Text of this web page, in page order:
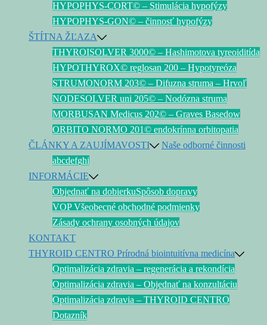
HYPOPHYS-CORT© – Stimulácia hypofýzy
HYPOPHYS-GON© – činnosť hypofýzy
ŠTÍTNA ŽĽAZA
THYROISOLVER 3000© – Hashimotova tyreoiditída
HYPOTHYROX© reglosan 200 – Hypotyreóza
STRUMONORM 203© – Difuzna struma – Hrvoľ
NODESOLVER uni 205© – Nodózna struma
MORBUSAN Medicus 202© – Graves Basedow
ORBITO NORMO 201© endokrínna orbitopatia
ČLÁNKY A ZAUJÍMAVOSTI
abcdefghi
Naše odborné činnosti
INFORMÁCIE
Objednať na dobierkuSpôsob dopravy
VOP Všeobecné obchodné podmienky
Zásady ochrany osobných údajov
KONTAKT
THYROID CENTRO Prírodná biointuitívna medicína
Optimalizácia zdravia – regenerácia a rekondícia
Optimalizácia zdravia – Objednať na konzultáciu
Optimalizácia zdravia – THYROID CENTRO
Dotazník